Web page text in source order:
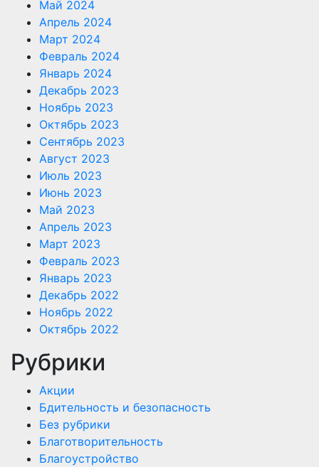
Май 2024
Апрель 2024
Март 2024
Февраль 2024
Январь 2024
Декабрь 2023
Ноябрь 2023
Октябрь 2023
Сентябрь 2023
Август 2023
Июль 2023
Июнь 2023
Май 2023
Апрель 2023
Март 2023
Февраль 2023
Январь 2023
Декабрь 2022
Ноябрь 2022
Октябрь 2022
Рубрики
Акции
Бдительность и безопасность
Без рубрики
Благотворительность
Благоустройство